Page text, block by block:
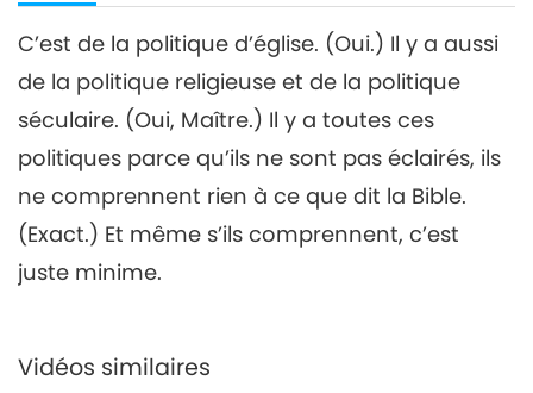
31:22
Seigneur Jésus, partie 4/8
Entre Maître et disciples 2021-12-23 5038Vues
5
Les prêtres catholiques
devraient prêcher le véritable
Évangile du Seigneur Jésus,
partie 5/8
Entre Maître et disciples
Entre Maître et disciples
C’est de la politique d’église. (Oui.) Il y a aussi
de la politique religieuse et de la politique
séculaire. (Oui, Maître.) Il y a toutes ces
politiques parce qu’ils ne sont pas éclairés, ils
ne comprennent rien à ce que dit la Bible.
(Exact.) Et même s’ils comprennent, c’est
juste minime.
Vidéos similaires